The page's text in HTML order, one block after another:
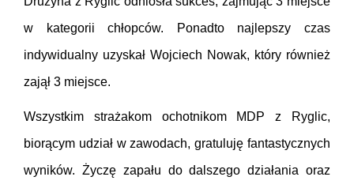
w kategorii chłopców. Ponadto najlepszy czas
indywidualny uzyskał Wojciech Nowak, który również
zajął 3 miejsce.
Wszystkim strażakom ochotnikom MDP z Ryglic,
biorącym udział w zawodach, gratuluję fantastycznych
wyników. Życzę zapału do dalszego działania oraz